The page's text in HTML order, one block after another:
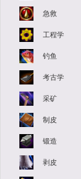
急救
工程学
钓鱼
考古学
采矿
制皮
锻造
剥皮